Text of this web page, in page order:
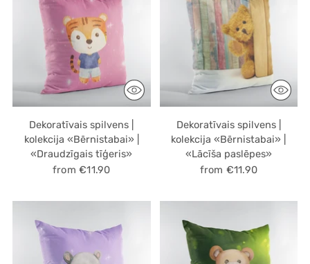
Dekoratīvais spilvens |
kolekcija «Bērnistabai» |
«Draudzīgais tīģeris»
from €11.90
Dekoratīvais spilvens |
kolekcija «Bērnistabai» |
«Lācīša paslēpes»
from €11.90